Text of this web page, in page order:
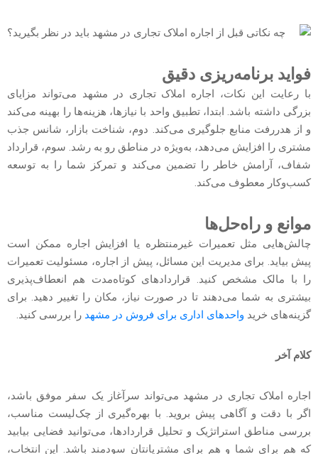
فواید برنامه‌ریزی دقیق
با رعایت این نکات، اجاره املاک تجاری در مشهد می‌تواند مزایای
بزرگی داشته باشد. ابتدا، تطبیق واحد با نیازها، هزینه‌ها را بهینه می‌کند
و از هدررفت منابع جلوگیری می‌کند. دوم، شناخت بازار، شانس جذب
مشتری را افزایش می‌دهد، به‌ویژه در مناطق رو به رشد. سوم، قرارداد
شفاف، آرامش خاطر را تضمین می‌کند و تمرکز شما را به توسعه
کسب‌وکار معطوف می‌کند.
موانع و راه‌حل‌ها
چالش‌هایی مثل تعمیرات غیرمنتظره یا افزایش اجاره ممکن است
پیش بیاید. برای مدیریت این مسائل، پیش از اجاره، مسئولیت تعمیرات
را با مالک مشخص کنید. قراردادهای کوتاه‌مدت هم انعطاف‌پذیری
بیشتری به شما می‌دهند تا در صورت نیاز، مکان را تغییر دهید. برای
گزینه‌های خرید‌ واحدهای اداری برای فروش در مشهد را بررسی کنید.
کلام آخر
اجاره املاک تجاری در مشهد می‌تواند سرآغاز یک سفر موفق باشد،
اگر با دقت و آگاهی پیش بروید. با بهره‌گیری از چک‌لیست مناسب،
بررسی مناطق استراتژیک‌ و تحلیل قراردادها، می‌توانید فضایی بیابید
که هم برای شما و هم برای مشتریانتان سودمند باشد. این انتخاب،